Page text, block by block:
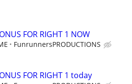
FOR RIGHT 1 NOW
FunrunnersPRODUCTIONS
FOR RIGHT 1 today